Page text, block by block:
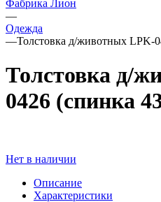
Фабрика Лион
—
Одежда
—Толстовка д/животных LPK-
Толстовка д/
0426 (спинка
Нет в наличии
Описание
Характеристики